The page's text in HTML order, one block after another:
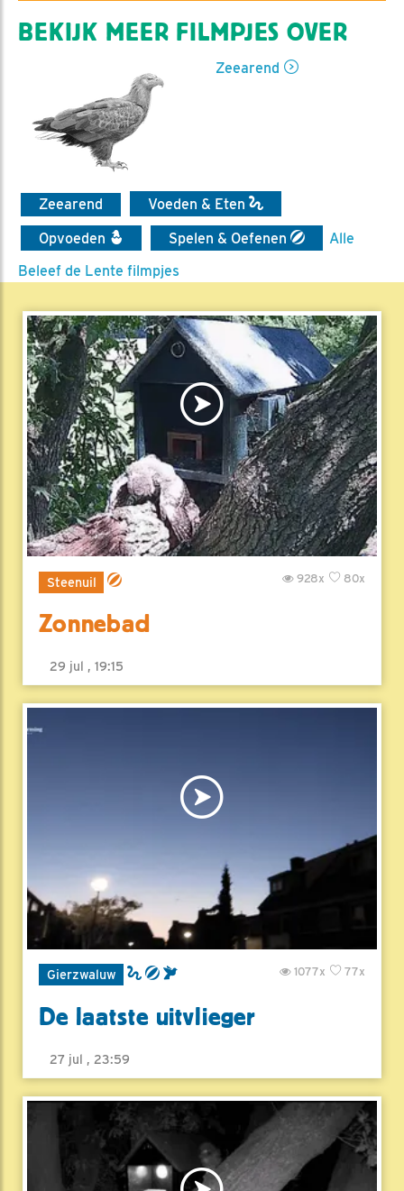
BEKIJK MEER FILMPJES OVER
Zeearend
Zeearend
Voeden & Eten
Opvoeden
Spelen & Oefenen
Alle
Beleef de Lente filmpjes
Steenuil 80x
928x
Zonnebad
29 jul , 19:15
Gierzwaluw 77x
1077x
De laatste uitvlieger
27 jul , 23:59